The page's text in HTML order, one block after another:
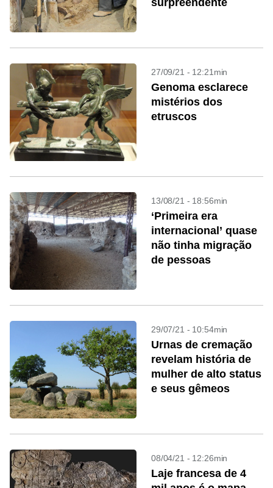
surpreendente
27/09/21 - 12:21min
Genoma esclarece
mistérios dos
etruscos
13/08/21 - 18:56min
‘Primeira era
internacional’ quase
não tinha migração
de pessoas
29/07/21 - 10:54min
Urnas de cremação
revelam história de
mulher de alto status
e seus gêmeos
08/04/21 - 12:26min
Laje francesa de 4